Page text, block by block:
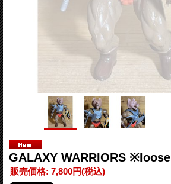
GALAXY WARRIORS ※loose
販売価格: 7,800円(税込)